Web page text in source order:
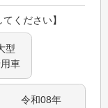
ください】
型
車
令和08年